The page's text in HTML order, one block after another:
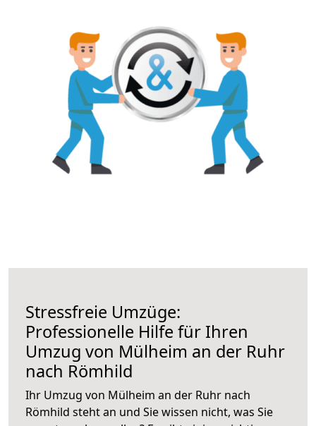
Stressfreie Umzüge:
Professionelle Hilfe für Ihren
Umzug von Mülheim an der Ruhr
nach Römhild
Ihr Umzug von Mülheim an der Ruhr nach
Römhild steht an und Sie wissen nicht, was Sie